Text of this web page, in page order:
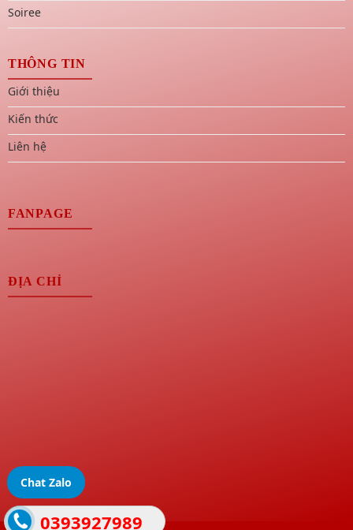
Soiree
THÔNG TIN
Giới thiệu
Kiến thức
Liên hệ
FANPAGE
ĐỊA CHỈ
Chat Zalo
0393927989